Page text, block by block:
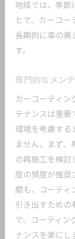
地域では、季節
とで、カーコー
長期的に車の美
す。
専門的なメン
カーコーティン
テナンスは重要
環境を考慮する
ません。まず、
の再施工を検討
度の頻度が推奨
磨も、コーティ
引き出すための
で、コーティン
ナンスを楽にし